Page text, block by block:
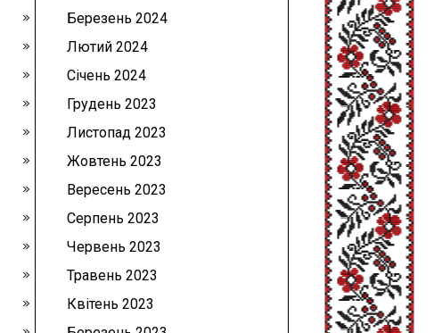
Березень 2024
Лютий 2024
Січень 2024
Грудень 2023
Листопад 2023
Жовтень 2023
Вересень 2023
Серпень 2023
Червень 2023
Травень 2023
Квітень 2023